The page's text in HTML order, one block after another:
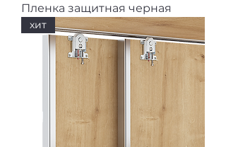
Пленка защитная черная
хит